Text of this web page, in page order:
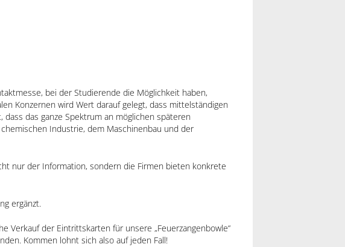
bei der Studierende die Möglichkeit haben,
Konzernen wird Wert darauf gelegt, dass mittelständigen
das ganze Spektrum an möglichen späteren
Industrie, dem Maschinenbau und der
nur der Information, sondern die Firmen bieten konkrete
ergänzt.
Verkauf der Eintrittskarten für unsere „Feuerzangenbowle“
Kommen lohnt sich also auf jeden Fall!